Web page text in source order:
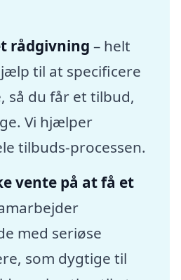
rådgivning – helt
til at specificere
så du får et tilbud,
Vi hjælper
tilbuds-processen.
vente på at få et
med seriøse
som dygtige til